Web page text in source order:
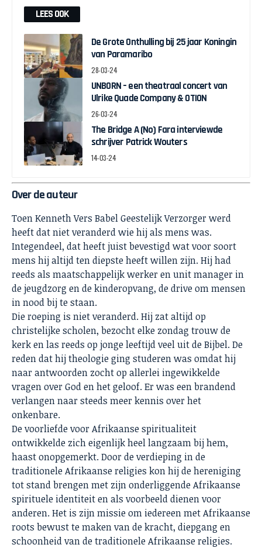
LEES OOK
De Grote Onthulling bij 25 jaar Koningin
van Paramaribo
28-03-24
UNBORN – een theatraal concert van
Ulrike Quade Company & OTION
26-03-24
The Bridge A (No) Fara interviewde
schrijver Patrick Wouters
14-03-24
Over de auteur
Toen Kenneth Vers Babel Geestelijk Verzorger werd
heeft dat niet veranderd wie hij als mens was.
Integendeel, dat heeft juist bevestigd wat voor soort
mens hij altijd ten diepste heeft willen zijn. Hij had
reeds als maatschappelijk werker en unit manager in
de jeugdzorg en de kinderopvang, de drive om mensen
in nood bij te staan.
Die roeping is niet veranderd. Hij zat altijd op
christelijke scholen, bezocht elke zondag trouw de
kerk en las reeds op jonge leeftijd veel uit de Bijbel. De
reden dat hij theologie ging studeren was omdat hij
naar antwoorden zocht op allerlei ingewikkelde
vragen over God en het geloof. Er was een brandend
verlangen naar steeds meer kennis over het
onkenbare.
De voorliefde voor Afrikaanse spiritualiteit
ontwikkelde zich eigenlijk heel langzaam bij hem,
haast onopgemerkt. Door de verdieping in de
traditionele Afrikaanse religies kon hij de hereniging
tot stand brengen met zijn onderliggende Afrikaanse
spirituele identiteit en als voorbeeld dienen voor
anderen. Het is zijn missie om iedereen met Afrikaanse
roots bewust te maken van de kracht, diepgang en
schoonheid van de traditionele Afrikaanse religies.